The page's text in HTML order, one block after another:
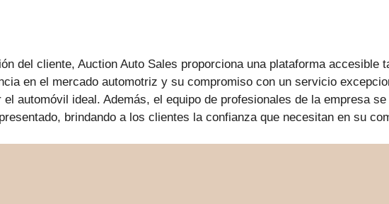
del cliente, Auction Auto Sales proporciona una plataforma accesible
en el mercado automotriz y su compromiso con un servicio
automóvil ideal. Además, el equipo de profesionales de la empresa
brindando a los clientes la confianza que necesitan en su